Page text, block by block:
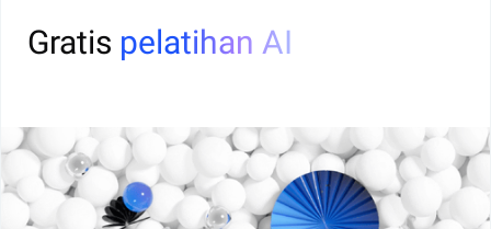
Gratis pelatihan AI